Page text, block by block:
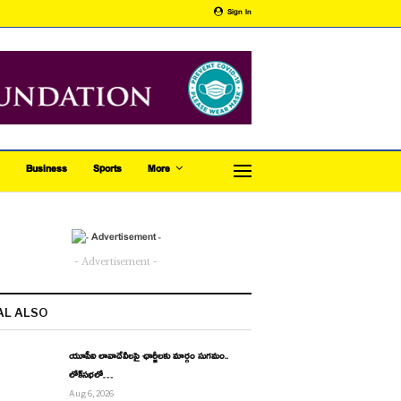
Sign In
Business Sports More
- Advertisement -
ALSO
యూపీఐ లావాదేవీలపై ఛార్జీలకు మార్గం సుగమం..
లోక్‌సభలో…
Aug 6, 2026